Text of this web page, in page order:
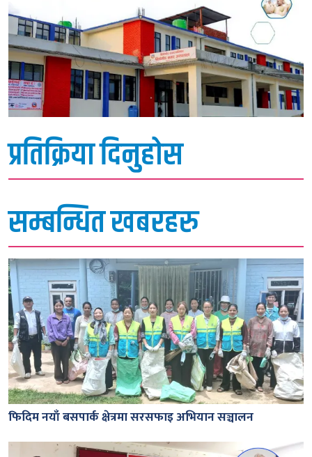
प्रतिक्रिया दिनुहोस
सम्बन्धित खबरहरु
फिदिम नयाँ बसपार्क क्षेत्रमा सरसफाइ अभियान सञ्चालन